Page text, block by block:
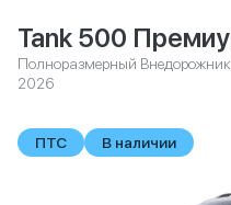
Tank 500
Полноразмерный
2026
ПТС В наличии